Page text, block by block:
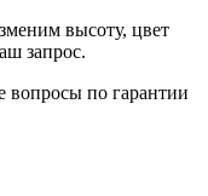
высоту, цвет
запрос.
по гарантии